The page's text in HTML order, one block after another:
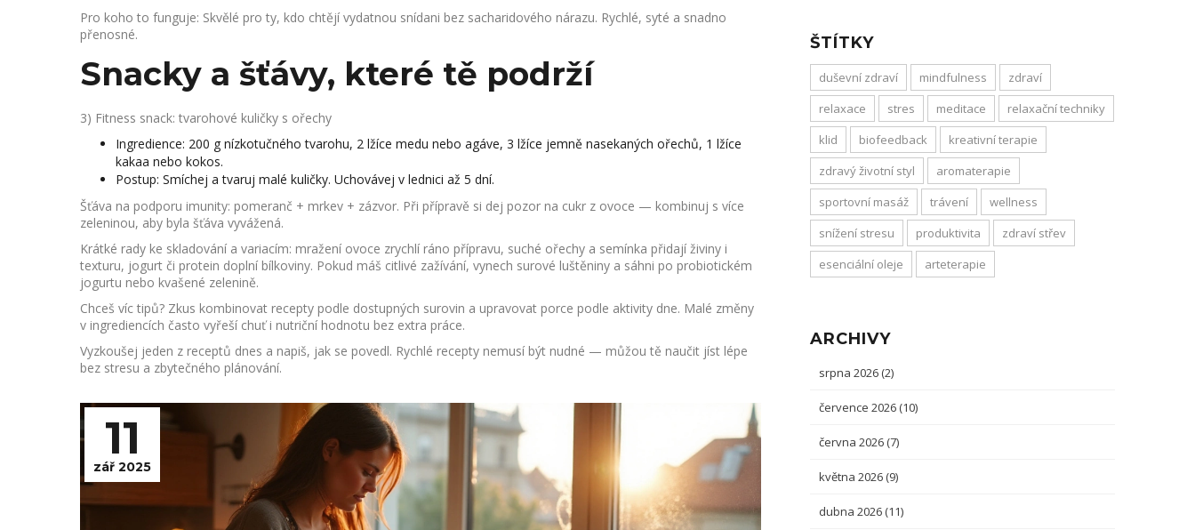
Pro koho to funguje: Skvělé pro ty, kdo chtějí vydatnou snídani bez sacharidového nárazu. Rychlé, syté a snadno
přenosné.
Snacky a šťávy, které tě podrží
3) Fitness snack: tvarohové kuličky s ořechy
Ingredience: 200 g nízkotučného tvarohu, 2 lžíce medu nebo agáve, 3 lžíce jemně nasekaných ořechů, 1 lžíce
kakaa nebo kokos.
Postup: Smíchej a tvaruj malé kuličky. Uchovávej v lednici až 5 dní.
Šťáva na podporu imunity: pomeranč + mrkev + zázvor. Při přípravě si dej pozor na cukr z ovoce — kombinuj s více
zeleninou, aby byla šťáva vyvážená.
Krátké rady ke skladování a variacím: mražení ovoce zrychlí ráno přípravu, suché ořechy a semínka přidají živiny i
texturu, jogurt či protein doplní bílkoviny. Pokud máš citlivé zažívání, vynech surové luštěniny a sáhni po probiotickém
jogurtu nebo kvašené zelenině.
Chceš víc tipů? Zkus kombinovat recepty podle dostupných surovin a upravovat porce podle aktivity dne. Malé změny
v ingrediencích často vyřeší chuť i nutriční hodnotu bez extra práce.
Vyzkoušej jeden z receptů dnes a napiš, jak se povedl. Rychlé recepty nemusí být nudné — můžou tě naučit jíst lépe
bez stresu a zbytečného plánování.
11
zář 2025
ŠTÍTKY
duševní zdraví mindfulness
zdraví
relaxace
stres meditace
relaxační techniky
klid
biofeedback
kreativní terapie
zdravý životní styl
aromaterapie
sportovní masáž
trávení
wellness
snížení stresu
produktivita
zdraví střev
esenciální oleje
arteterapie
ARCHIVY
srpna 2026 (2)
července 2026 (10)
června 2026 (7)
května 2026 (9)
dubna 2026 (11)